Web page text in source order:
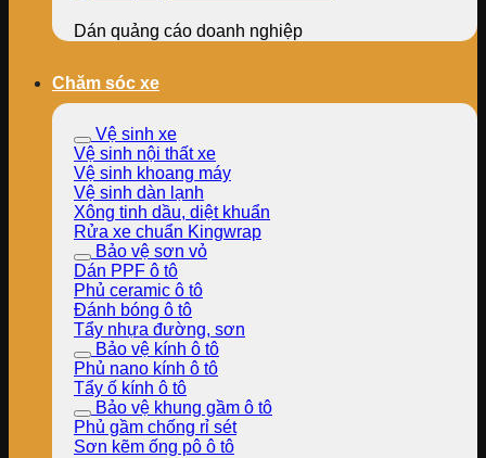
Dán quảng cáo doanh nghiệp
Chăm sóc xe
Vệ sinh xe
Vệ sinh nội thất xe
Vệ sinh khoang máy
Vệ sinh dàn lạnh
Xông tinh dầu, diệt khuẩn
Rửa xe chuẩn Kingwrap
Bảo vệ sơn vỏ
Dán PPF ô tô
Phủ ceramic ô tô
Đánh bóng ô tô
Tẩy nhựa đường, sơn
Bảo vệ kính ô tô
Phủ nano kính ô tô
Tẩy ố kính ô tô
Bảo vệ khung gầm ô tô
Phủ gầm chống rỉ sét
Sơn kẽm ống pô ô tô